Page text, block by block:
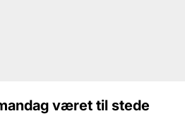
været til stede